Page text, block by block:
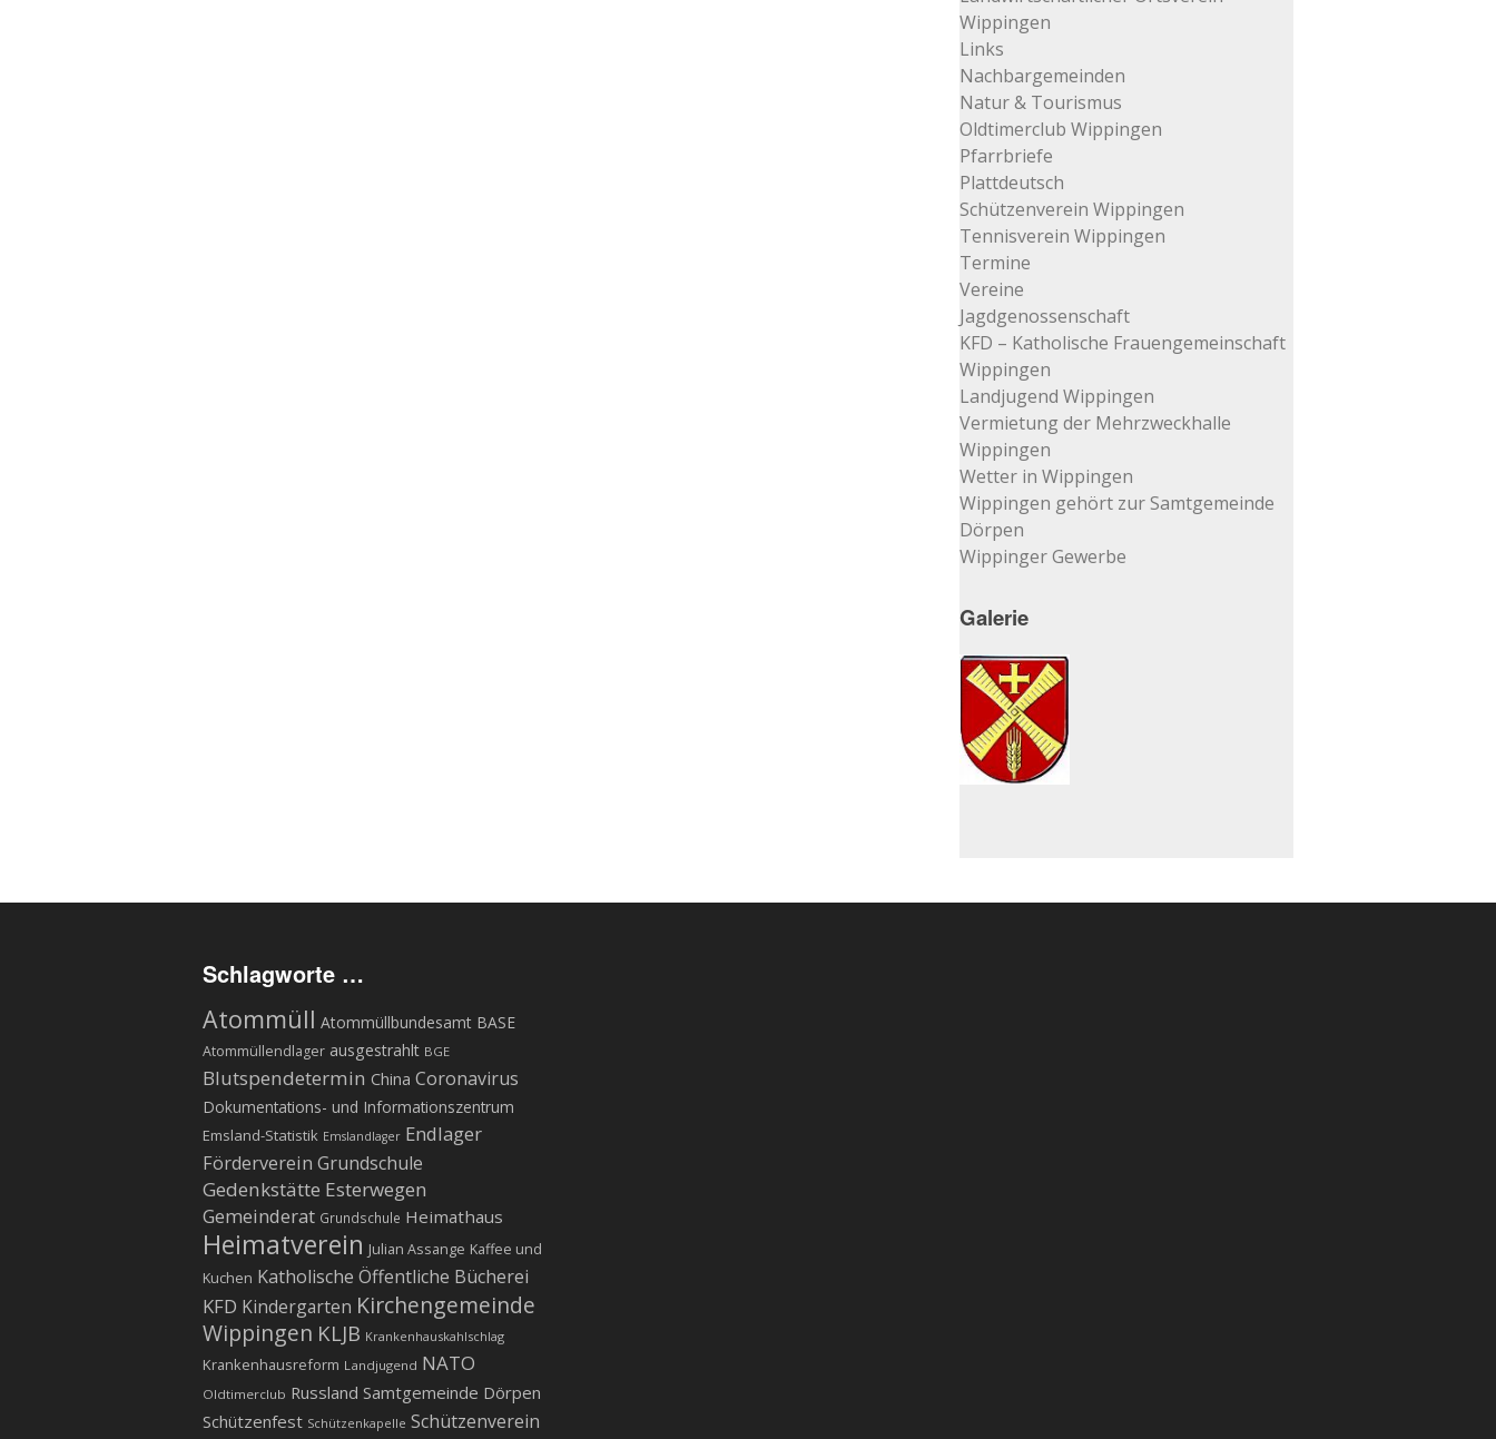
Wippingen
Links
Nachbargemeinden
Natur & Tourismus
Oldtimerclub Wippingen
Pfarrbriefe
Plattdeutsch
Schützenverein Wippingen
Tennisverein Wippingen
Termine
Vereine
Jagdgenossenschaft
KFD – Katholische Frauengemeinschaft
Wippingen
Landjugend Wippingen
Vermietung der Mehrzweckhalle
Wippingen
Wetter in Wippingen
Wippingen gehört zur Samtgemeinde
Dörpen
Wippinger Gewerbe
Galerie
Schlagworte …
Atommüll Atommüllbundesamt BASE
Atommüllendlager ausgestrahlt BGE
Blutspendetermin China Coronavirus
Dokumentations- und Informationszentrum
Emsland-Statistik Emslandlager Endlager
Förderverein Grundschule
Gedenkstätte Esterwegen
Gemeinderat Grundschule Heimathaus
Heimatverein Julian Assange Kaffee und
Kuchen Katholische Öffentliche Bücherei
KFD Kindergarten Kirchengemeinde
Wippingen KLJB Krankenhauskahlschlag
Krankenhausreform Landjugend NATO
Oldtimerclub Russland Samtgemeinde Dörpen
Schützenfest Schützenkapelle Schützenverein